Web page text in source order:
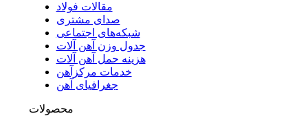
مقالات فولاد
صدای مشتری
شبکه‌های اجتماعی
جدول وزن آهن آلات
هزینه حمل آهن آلات
خدمات مرکزآهن
جغرافیای آهن
محصولات